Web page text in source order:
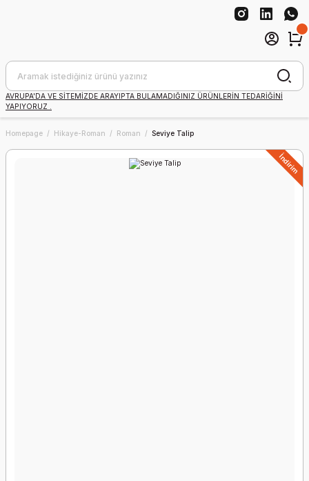
AVRUPA'DA VE SİTEMİZDE ARAYIPTA BULAMADIĞINIZ ÜRÜNLERİN TEDARİĞİNİ
YAPIYORUZ .
Homepage Hikaye-Roman Roman Seviye Talip
İndirim